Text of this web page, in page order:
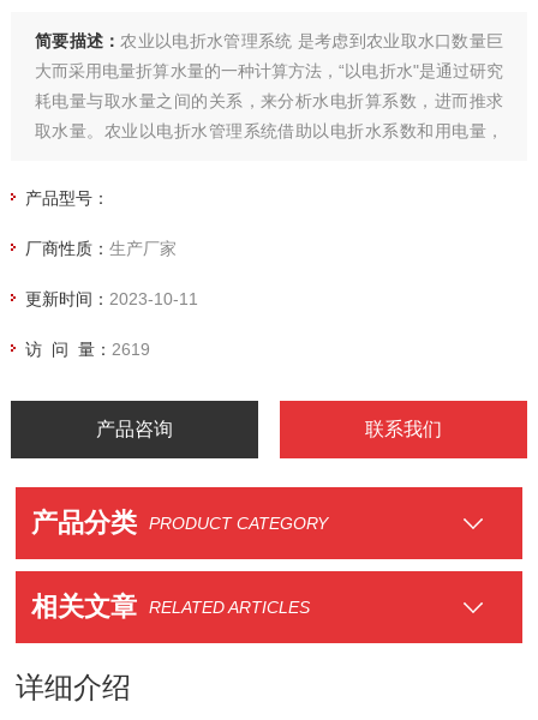
简要描述： 农业以电折水管理系统 是考虑到农业取水口数量巨
大而采用电量折算水量的一种计算方法，“以电折水"是通过研究
耗电量与取水量之间的关系，来分析水电折算系数，进而推求
取水量。农业以电折水管理系统借助以电折水系数和用电量，
价改革、农业水资源税改革都有良好的数据支撑作用。
产品型号：
厂商性质： 生产厂家
更新时间： 2023-10-11
访 问 量： 2619
产品咨询 联系我们
产品分类 PRODUCT CATEGORY
相关文章 RELATED ARTICLES
详细介绍